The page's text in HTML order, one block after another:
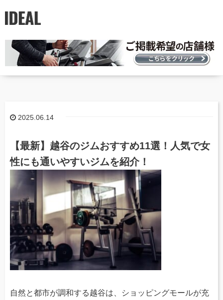
2025.06.14
【最新】越谷のジムおすすめ11選！人気で女
性にも通いやすいジムを紹介！
自然と都市が調和する越谷は、ショッピングモールが充